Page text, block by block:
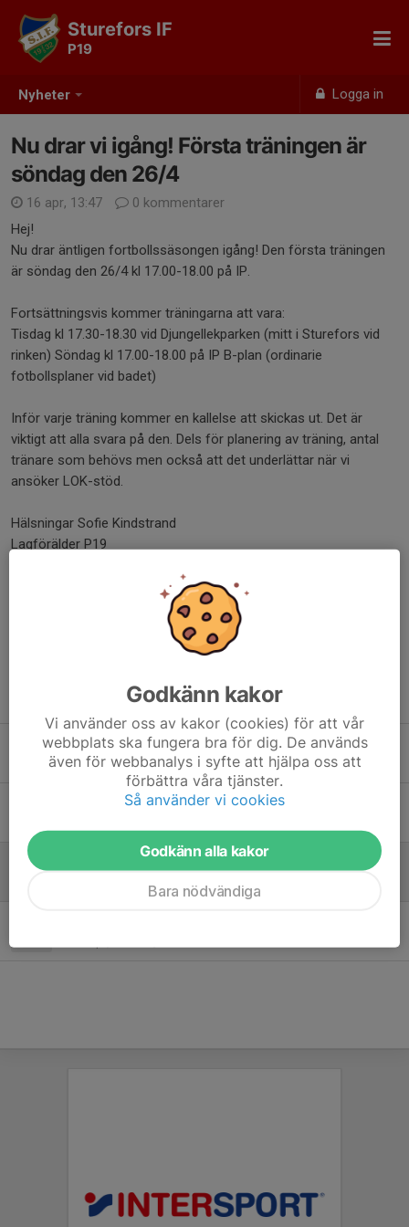
Nyheter Logga in
Sturefors IF
P19
Nu drar vi igång! Första träningen är
söndag den 26/4
16 apr, 13:47
0 kommentarer
Hej!
Nu drar äntligen fortbollssäsongen igång! Den första träningen
är söndag den 26/4 kl 17.00-18.00 på IP.
Fortsättningsvis kommer träningarna att vara:
Tisdag kl 17.30-18.30 vid Djungellekparken (mitt i Sturefors vid
rinken) Söndag kl 17.00-18.00 på IP B-plan (ordinarie
fotbollsplaner vid badet)
Inför varje träning kommer en kallelse att skickas ut. Det är
viktigt att alla svara på den. Dels för planering av träning, antal
tränare som behövs men också att det underlättar när vi
ansöker LOK-stöd.
Hälsningar Sofie Kindstrand
Lagförälder P19
Tidigare nyheter
Kioskschema v.36 P19
1 jun, 20:51 0
Digitala Lagkassan är nu i gång!
Godkänn kakor
Vi använder oss av kakor (cookies) för att vår
webbplats ska fungera bra för dig. De används
även för webbanalys i syfte att hjälpa oss att
förbättra våra tjänster.
Så använder vi cookies
Godkänn alla kakor
Bara nödvändiga